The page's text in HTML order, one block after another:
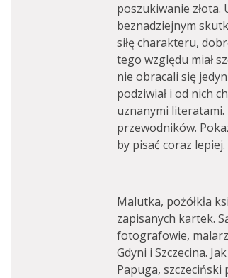
poszukiwanie złota.
beznadziejnym
siłę charakteru,
tego względu miał
nie obracali się
podziwiał i od nich
uznanymi
przewodników.
by pisać coraz lepiej.
Malutka, pożółkła
zapisanych kartek.
fotografowie,
Gdyni i Szczecina.
Papuga, szczeciński